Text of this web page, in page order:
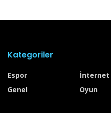
Kategoriler
Espor
Genel
İnternet
Oyun